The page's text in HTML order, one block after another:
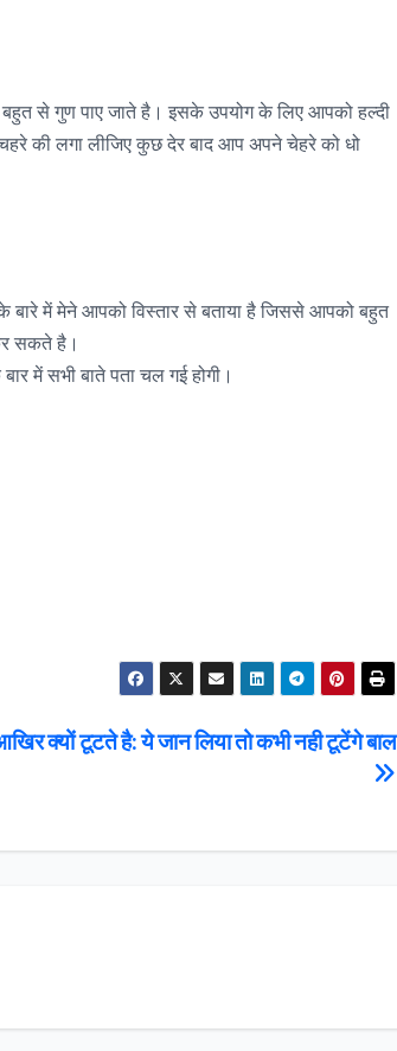
से गुण पाए जाते है। इसके उपयोग के लिए आपको हल्दी
की लगा लीजिए कुछ देर बाद आप अपने चेहरे को धो
में मेने आपको विस्तार से बताया है जिससे आपको बहुत
सकते है।
में सभी बाते पता चल गई होगी।
क्यों टूटते है: ये जान लिया तो कभी नही टूटेंगे बाल